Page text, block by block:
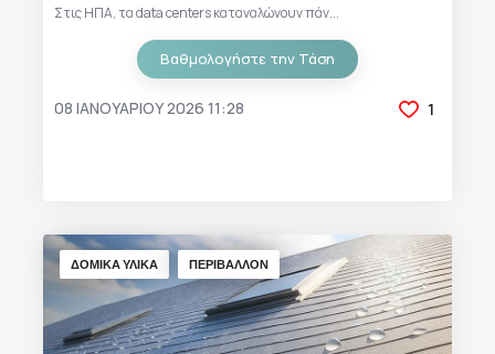
Στις ΗΠΑ, τα data centers καταναλώνουν πάν...
Βαθμολογήστε την Τάση
08 ΙΑΝΟΥΑΡΊΟΥ 2026 11:28 1
ΔΟΜΙΚΑ ΥΛΙΚΑ ΠΕΡΙΒΑΛΛΟΝ